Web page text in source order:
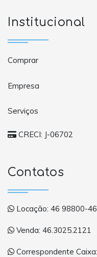
Institucional
Comprar
Empresa
Serviços
CRECI: J-06702
Contatos
Locação: 46 98800-
Venda: 46.3025.2121
Correspondente